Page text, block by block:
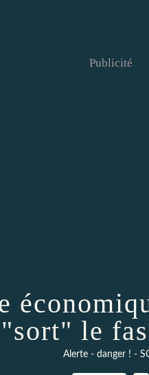
Publicité
"sort" le
Alerte - danger ! -